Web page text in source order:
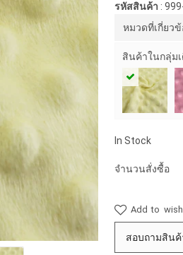
รหัสสินค้า :
หมวดที่เกี่ยวข้
สินค้าในกลุ่ม
In Stock
จำนวนสั่งซื้อ
Add to
สอบถามสินค้